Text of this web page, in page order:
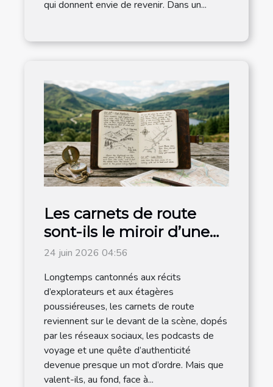
qui donnent envie de revenir. Dans un...
Les carnets de route
sont-ils le miroir d’une
destination authentique
24 juin 2026 04:56
Longtemps cantonnés aux récits
d’explorateurs et aux étagères
poussiéreuses, les carnets de route
reviennent sur le devant de la scène, dopés
par les réseaux sociaux, les podcasts de
voyage et une quête d’authenticité
devenue presque un mot d’ordre. Mais que
valent-ils, au fond, face à...